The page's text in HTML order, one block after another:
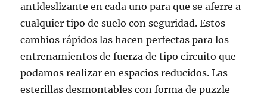
antideslizante en cada uno para que se aferre a
cualquier tipo de suelo con seguridad. Estos
cambios rápidos las hacen perfectas para los
entrenamientos de fuerza de tipo circuito que
podamos realizar en espacios reducidos. Las
esterillas desmontables con forma de puzzle